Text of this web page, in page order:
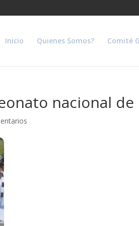
Inicio Quienes Somos? Comité
nacional